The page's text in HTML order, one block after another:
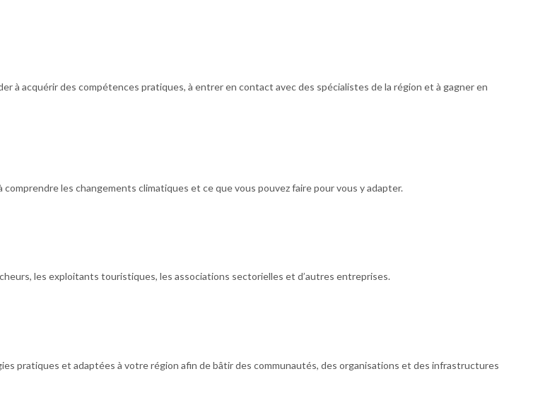
à acquérir des compétences pratiques, à entrer en contact avec des spécialistes de la région et à gagner en
les changements climatiques et ce que vous pouvez faire pour vous y adapter.
les exploitants touristiques, les associations sectorielles et d’autres entreprises.
pratiques et adaptées à votre région afin de bâtir des communautés, des organisations et des infrastructures